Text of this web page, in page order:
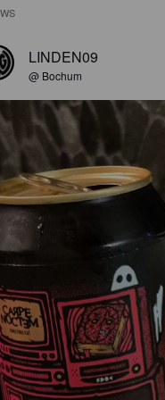
LINDEN09
@ Bochum